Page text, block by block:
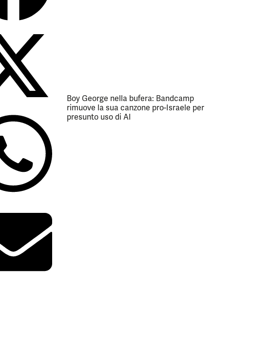
Boy George nella bufera: Bandcamp
rimuove la sua canzone pro-Israele per
presunto uso di AI